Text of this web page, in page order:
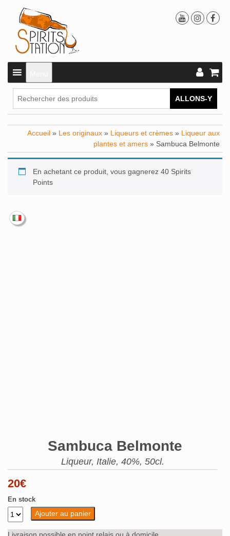
ALLONS-Y
Accueil » Les originaux » Liqueurs et crèmes » Liqueur aux
plantes et amers » Sambuca Belmonte
En achetant ce produit, vous gagnerez 40 Spirits
Points
Sambuca Belmonte
Liqueur, Italie, 40%, 50cl.
20€
En stock
Ajouter au panier
Livraison possible en point relais ou à domicile.